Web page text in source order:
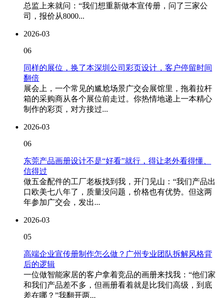
总监上来就问：“我们想重新做本宣传册，问了三家公
司，报价从8000...
2026-03
06
同样的展位，换了本深圳公司彩页设计，客户停留时间
翻倍
展会上，一个常见的尴尬场景广交会展馆里，拖着拉杆
箱的采购商从各个展位前走过。你热情地递上一本精心
制作的彩页，对方接过...
2026-03
06
东莞产品画册设计不是“好看”就行，得让老外看得懂、
信得过
做五金配件的工厂老板找到我，开门见山：“我们产品出
口欧美七八年了，质量没问题，价格也有优势。但这两
年参加广交会，发出...
2026-03
05
高端企业宣传册制作怎么做？广州专业团队拆解风格背
后的逻辑
一位做智能家居的客户拿着竞品的画册来找我：“他们家
和我们产品差不多，但画册看着就是比我们高级，到底
差在哪？”我翻开两...